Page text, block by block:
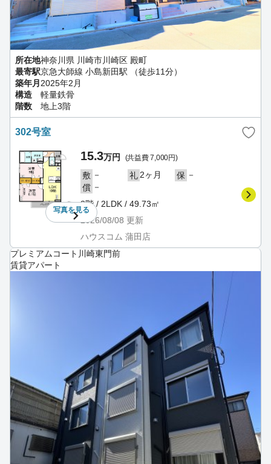
所在地神奈川県 川崎市川崎区 殿町
最寄駅京急大師線 小島新田駅 （徒歩11分）
築年月2025年2月
構造
軽量鉄骨
階数
地上3階
302号室
写真を見る
15.3万円 (共益費 7,000円)
敷 － 礼 2ヶ月 保 －
償 －
3階 / 2LDK / 49.73㎡
2026/08/08 更新
ハウスコム 蒲田店
プレミアムコート川崎東門前
賃貸アパート